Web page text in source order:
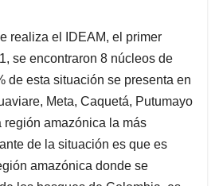
realiza el IDEAM, el primer
se encontraron 8 núcleos de
de esta situación se presenta en
Meta, Caquetá, Putumayo
región amazónica la más
de la situación es que es
amazónica donde se